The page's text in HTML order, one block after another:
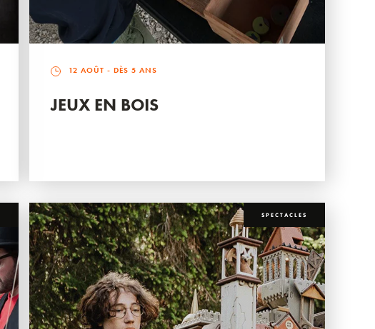
12 AOÛT - DÈS 5 ANS
JEUX EN BOIS
SPECTACLES